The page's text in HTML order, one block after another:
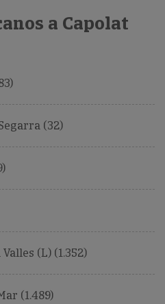
a Capolat
(32)
(L) (1.352)
(1.489)